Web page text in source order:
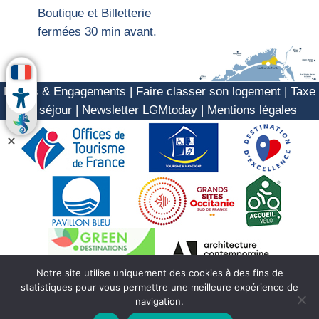
Boutique et Billetterie
fermées 30 min avant.
Labels & Engagements | Faire classer son logement | Taxe
de séjour| Newsletter LGMtoday| Mentions légales
Notre site utilise uniquement des cookies à des fins de
statistiques pour vous permettre une meilleure expérience de
navigation.